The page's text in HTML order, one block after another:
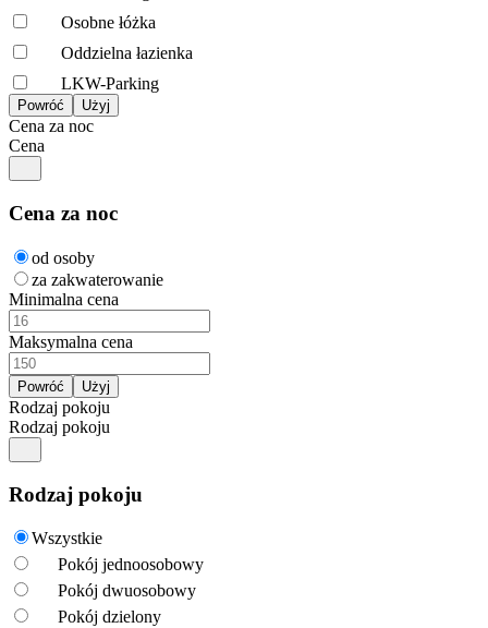
Osobne łóżka
Oddzielna łazienka
LKW-Parking
Cena za noc
Cena
Cena za noc
od osoby
za zakwaterowanie
Minimalna cena
Maksymalna cena
Rodzaj pokoju
Rodzaj pokoju
Rodzaj pokoju
Wszystkie
Pokój jednoosobowy
Pokój dwuosobowy
Pokój dzielony